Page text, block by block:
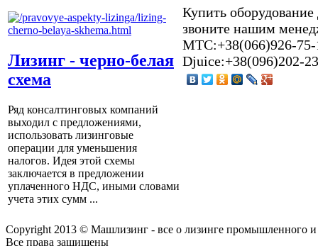
Лизинг - черно-белая
схема
Ряд консалтинговых компаний
выходил с предложениями,
использовать лизинговые
операции для уменьшения
налогов. Идея этой схемы
заключается в предложении
уплаченного НДС, иными словами
учета этих сумм ...
Купить оборудование
звоните нашим
МТС:+38(066)926-75-
Djuice:+38(096)202-
Copyright 2013 © Машлизинг - все о лизинге промышленного и
Все права защищены